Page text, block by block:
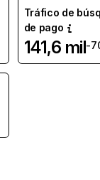
Tráfico de
de pago
141,6 mil-